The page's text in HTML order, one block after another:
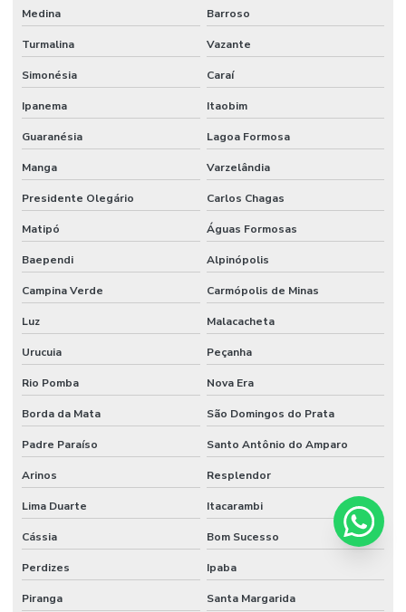
Medina Barroso
Turmalina Vazante
Simonésia Caraí
Ipanema Itaobim
Guaranésia Lagoa Formosa
Manga Varzelândia
Presidente Olegário Carlos Chagas
Matipó Águas Formosas
Baependi Alpinópolis
Campina Verde Carmópolis de Minas
Luz Malacacheta
Urucuia Peçanha
Rio Pomba Nova Era
Borda da Mata São Domingos do Prata
Padre Paraíso Santo Antônio do Amparo
Arinos Resplendor
Lima Duarte Itacarambi
Cássia Bom Sucesso
Perdizes Ipaba
Piranga Santa Margarida